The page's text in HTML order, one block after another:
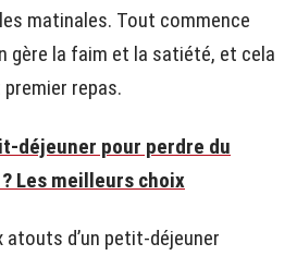
matinales. Tout commence
gère la faim et la satiété, et cela
repas.
déjeuner pour perdre du
Les meilleurs choix
d’un petit-déjeuner